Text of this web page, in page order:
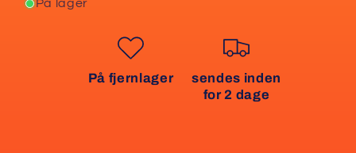
På lager
På fjernlager
sendes inden
for 2 dage